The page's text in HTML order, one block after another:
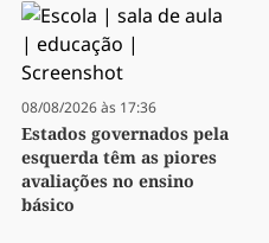
08/08/2026 às 17:36
Estados governados pela
esquerda têm as piores
avaliações no ensino
básico